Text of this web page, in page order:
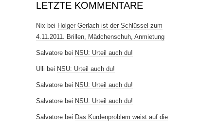
LETZTE KOMMENTARE
Nix bei Holger Gerlach ist der Schlüssel zum
4.11.2011. Brillen, Mädchenschuh, Anmietung
Salvatore bei NSU: Urteil auch du!
Ulli bei NSU: Urteil auch du!
Salvatore bei NSU: Urteil auch du!
Salvatore bei NSU: Urteil auch du!
Salvatore bei Das Kurdenproblem weist auf die